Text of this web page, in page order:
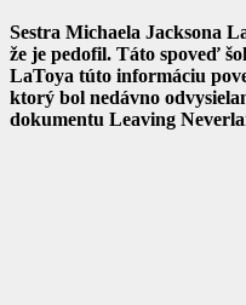
Sestra Michaela Jacksona
že je pedofil. Táto spoveď
LaToya túto informáciu
ktorý bol nedávno
dokumentu Leaving